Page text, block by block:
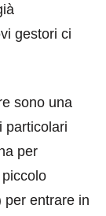
gestori ci
sono una
particolari
per
per entrare in